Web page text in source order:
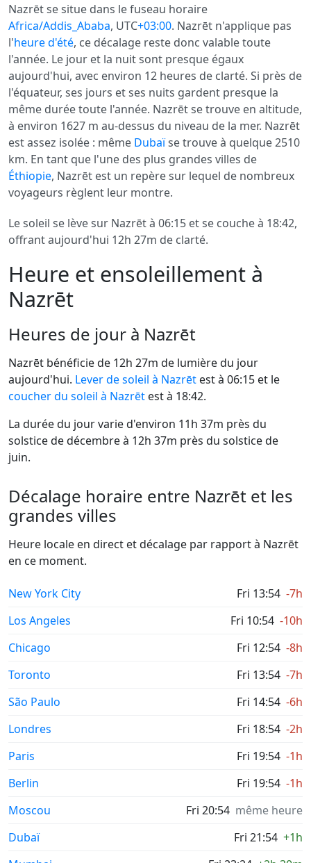
Nazrēt se situe dans le fuseau horaire
Africa/Addis_Ababa, UTC+03:00. Nazrēt n'applique pas
l'heure d'été, ce décalage reste donc valable toute
l'année. Le jour et la nuit sont presque égaux
aujourd'hui, avec environ 12 heures de clarté. Si près de
l'équateur, ses jours et ses nuits gardent presque la
même durée toute l'année. Nazrēt se trouve en altitude,
à environ 1627 m au-dessus du niveau de la mer. Nazrēt
est assez isolée : même Dubaïse trouve à quelque 2510
km. En tant que l'une des plus grandes villes de
Éthiopie, Nazrēt est un repère sur lequel de nombreux
voyageurs règlent leur montre.
Le soleil se lève sur Nazrēt à 06:15 et se couche à 18:42,
offrant aujourd'hui 12h 27m de clarté.
Heure et ensoleillement à
Nazrēt
Heures de jour à Nazrēt
Nazrēt bénéficie de 12h 27m de lumière du jour
aujourd'hui. Lever de soleil à Nazrēt est à 06:15 et le
coucher du soleil à Nazrēt est à 18:42.
La durée du jour varie d'environ 11h 37m près du
solstice de décembre à 12h 37m près du solstice de
juin.
Décalage horaire entre Nazrēt et les
grandes villes
Heure locale en direct et décalage par rapport à Nazrēt
en ce moment.
New York City Fri 13:54 -7h
Los Angeles
Fri 10:54 -10h
Chicago
Fri 12:54 -8h
Toronto
Fri 13:54 -7h
São Paulo
Fri 14:54 -6h
Londres
Fri 18:54 -2h
Paris
Fri 19:54 -1h
Berlin
Fri 19:54 -1h
Moscou
Fri 20:54 même heure
Dubaï
Fri 21:54 +1h